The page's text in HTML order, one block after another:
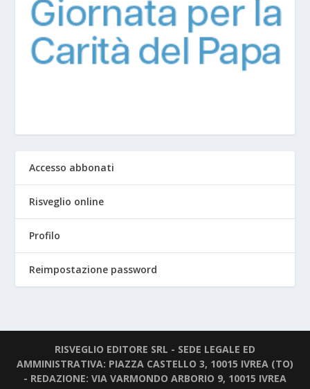
Accesso abbonati
Risveglio online
Profilo
Reimpostazione password
RISVEGLIO EDITORE SRL - SEDE LEGALE ED
AMMINISTRATIVA: PIAZZA CASTELLO 3, 10015 IVREA (TO)
- REDAZIONE: VIA VARMONDO ARBORIO 9, 10015 IVREA